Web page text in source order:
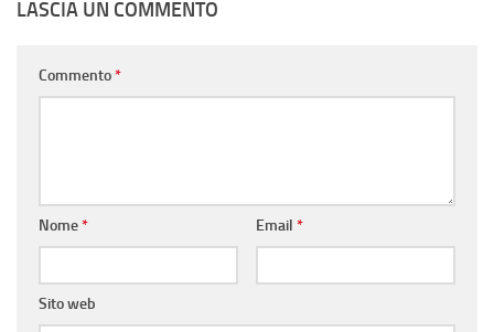
LASCIA UN COMMENTO
Commento*
Nome* Email *
Sito web